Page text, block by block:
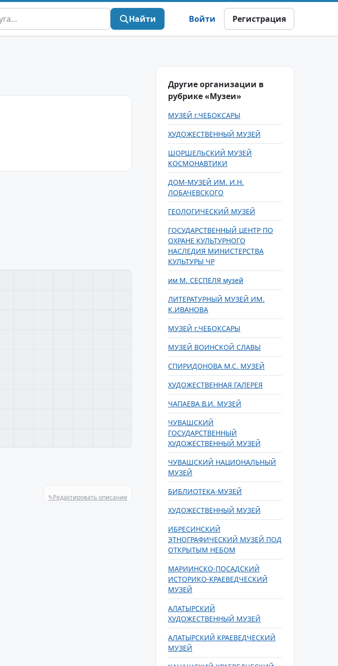
Найти Войти Регистрация
✎Редактировать описание
Другие организации в
рубрике «Музеи»
МУЗЕЙ г.ЧЕБОКСАРЫ
ХУДОЖЕСТВЕННЫЙ МУЗЕЙ
ШОРШЕЛЬСКИЙ МУЗЕЙ
КОСМОНАВТИКИ
ДОМ-МУЗЕЙ ИМ. И.Н.
ЛОБАЧЕВСКОГО
ГЕОЛОГИЧЕСКИЙ МУЗЕЙ
ГОСУДАРСТВЕННЫЙ ЦЕНТР ПО
ОХРАНЕ КУЛЬТУРНОГО
НАСЛЕДИЯ МИНИСТЕРСТВА
КУЛЬТУРЫ ЧР
им М. СЕСПЕЛЯ музей
ЛИТЕРАТУРНЫЙ МУЗЕЙ ИМ.
К.ИВАНОВА
МУЗЕЙ г.ЧЕБОКСАРЫ
МУЗЕЙ ВОИНСКОЙ СЛАВЫ
СПИРИДОНОВА М.С. МУЗЕЙ
ХУДОЖЕСТВЕННАЯ ГАЛЕРЕЯ
ЧАПАЕВА В.И. МУЗЕЙ
ЧУВАШСКИЙ
ГОСУДАРСТВЕННЫЙ
ХУДОЖЕСТВЕННЫЙ МУЗЕЙ
ЧУВАШСКИЙ НАЦИОНАЛЬНЫЙ
МУЗЕЙ
БИБЛИОТЕКА-МУЗЕЙ
ХУДОЖЕСТВЕННЫЙ МУЗЕЙ
ИБРЕСИНСКИЙ
ЭТНОГРАФИЧЕСКИЙ МУЗЕЙ ПОД
ОТКРЫТЫМ НЕБОМ
МАРИИНСКО-ПОСАДСКИЙ
ИСТОРИКО-КРАЕВЕДЧЕСКИЙ
МУЗЕЙ
АЛАТЫРСКИЙ
ХУДОЖЕСТВЕННЫЙ МУЗЕЙ
АЛАТЫРСКИЙ КРАЕВЕДЧЕСКИЙ
МУЗЕЙ